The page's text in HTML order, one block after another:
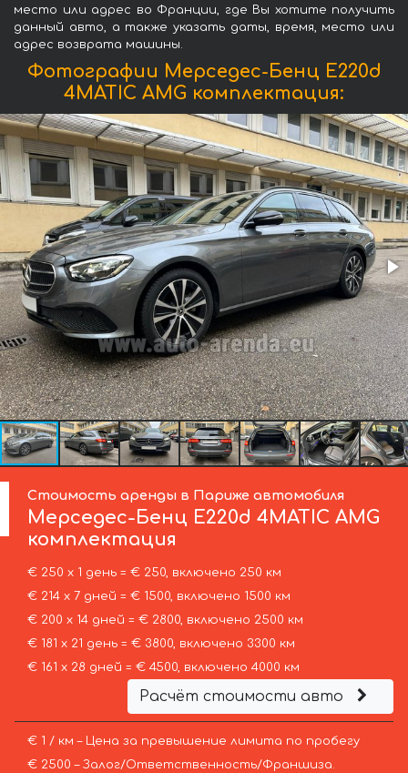
место или адрес во Франции, где Вы хотите получить
данный авто, а также указать даты, время, место или
адрес возврата машины.
Фотографии Мерседес-Бенц E220d
4MATIC AMG комплектация:
Стоимость аренды в Париже автомобиля
Мерседес-Бенц E220d 4MATIC AMG
комплектация
€ 250 х 1 день = € 250, включено 250 км
€ 214 х 7 дней = € 1500, включено 1500 км
€ 200 х 14 дней = € 2800, включено 2500 км
€ 181 х 21 день = € 3800, включено 3300 км
€ 161 х 28 дней = € 4500, включено 4000 км
Расчёт стоимости авто
€ 1 / км – Цена за превышение лимита по пробегу
€ 2500 – Залог/Ответственность/Франшиза.